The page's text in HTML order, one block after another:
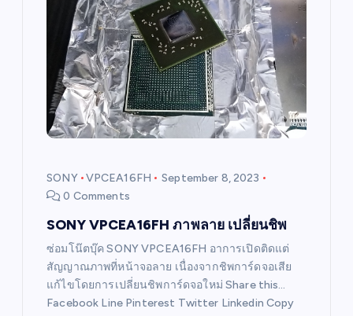
SONY VPCEA16FH
September 8, 2023
0 Comments
SONY VPCEA16FH ภาพลาย เปลี่ยนชิพ
ซ่อมโน๊ตบุ๊ค SONY VPCEA16FH อาการเปิดติดแต่
สัญญาณภาพที่หน้าจอลาย เนื่องจากชิพการ์ดจอเสีย
แก้ไขโดยการเปลี่ยนชิพการ์ดจอใหม่ Share this…
Facebook Line Pinterest Twitter Linkedin Copy